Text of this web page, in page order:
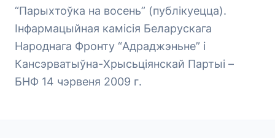
“Парыхтоўка на восень” (публікуецца).
Інфармацыйная камісія Беларускага
Народнага Фронту “Адраджэньне” і
Кансэрватыўна-Хрысьціянскай Партыі –
БНФ 14 чэрвеня 2009 г.